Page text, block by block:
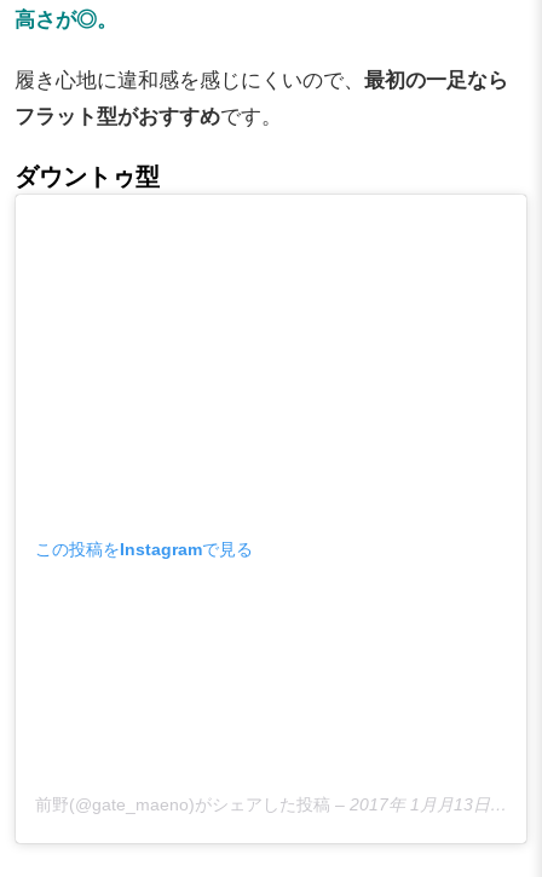
高さが◎。
履き心地に違和感を感じにくいので、 最初の一足なら
フラット型がおすすめです。
ダウントゥ型
この投稿をInstagramで見る
前野(@gate_maeno)がシェアした投稿 – 2017年 1月月13日午後8時04分PST